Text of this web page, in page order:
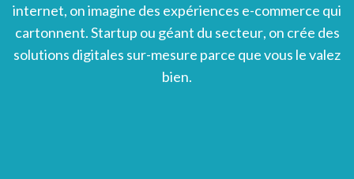
internet, onimagine des expériences e-commerce qui
cartonnent.Startup ou géant du secteur, on crée des
solutions digitales sur-mesure parce quevous levalez
bien.